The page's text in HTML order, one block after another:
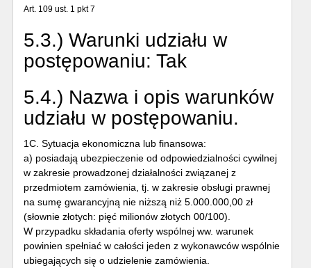
Art. 109 ust. 1 pkt 7
5.3.) Warunki udziału w
postępowaniu: Tak
5.4.) Nazwa i opis warunków
udziału w postępowaniu.
1C. Sytuacja ekonomiczna lub finansowa:
a) posiadają ubezpieczenie od odpowiedzialności cywilnej
w zakresie prowadzonej działalności związanej z
przedmiotem zamówienia, tj. w zakresie obsługi prawnej
na sumę gwarancyjną nie niższą niż 5.000.000,00 zł
(słownie złotych: pięć milionów złotych 00/100).
W przypadku składania oferty wspólnej ww. warunek
powinien spełniać w całości jeden z wykonawców wspólnie
ubiegających się o udzielenie zamówienia.